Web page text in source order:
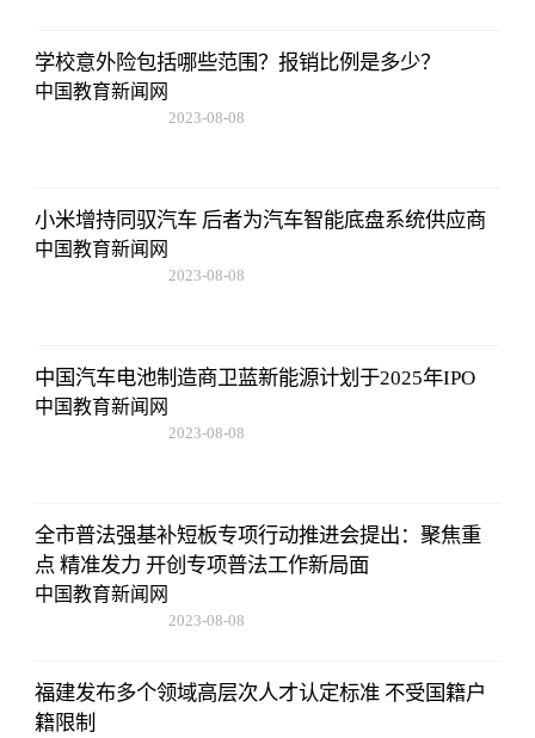
学校意外险包括哪些范围？报销比例是多少？
中国教育新闻网
2023-08-08
小米增持同驭汽车 后者为汽车智能底盘系统供应商
中国教育新闻网
2023-08-08
中国汽车电池制造商卫蓝新能源计划于2025年IPO
中国教育新闻网
2023-08-08
全市普法强基补短板专项行动推进会提出：聚焦重
点 精准发力 开创专项普法工作新局面
中国教育新闻网
2023-08-08
福建发布多个领域高层次人才认定标准 不受国籍户
籍限制